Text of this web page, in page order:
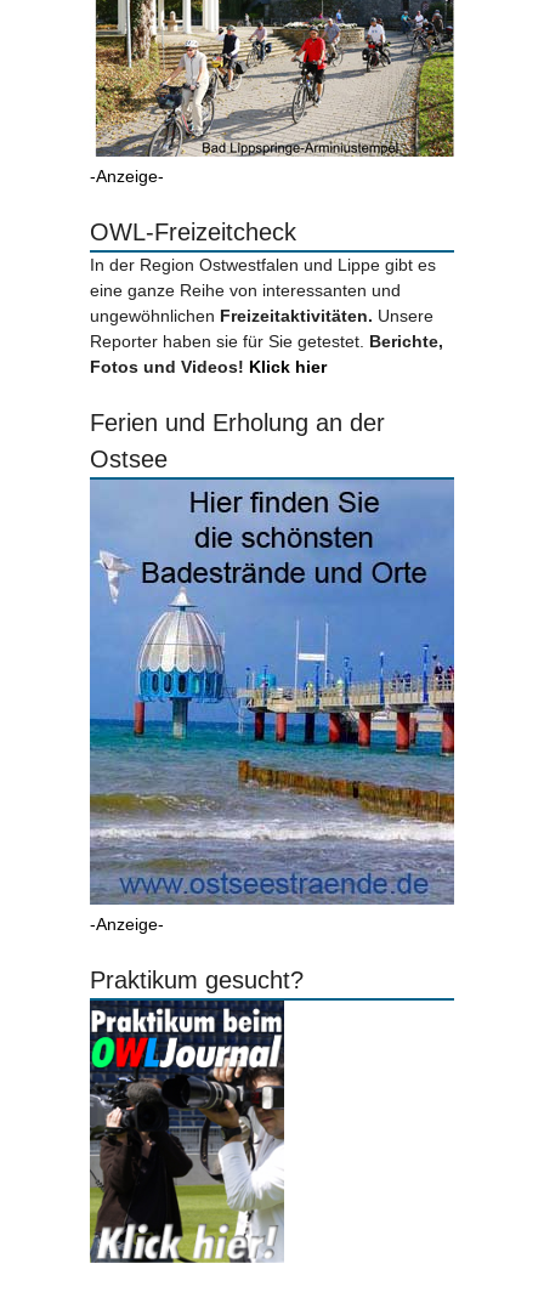
-Anzeige-
OWL-Freizeitcheck
In der Region Ostwestfalen und Lippe gibt es
eine ganze Reihe von interessanten und
ungewöhnlichen Freizeitaktivitäten. Unsere
Reporter haben sie für Sie getestet. Berichte,
Fotos und Videos! Klick hier
Ferien und Erholung an der
Ostsee
-Anzeige-
Praktikum gesucht?